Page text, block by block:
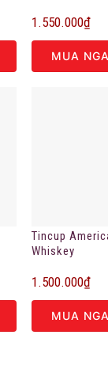
1.550.000₫
MUA
Tincup
Whiskey
1.500.000₫
MUA